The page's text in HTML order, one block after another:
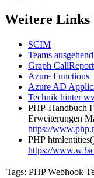
Weitere Links
SCIM
Teams
Graph
Azure Functions
Azure AD
Technik hinter
PHP-Handbuch
Erweiterungen
https://
PHP
https://
Tags: PHP Webhook